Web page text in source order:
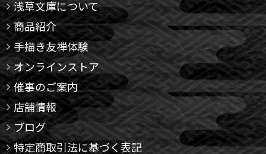
浅草文庫について
商品紹介
手描き友禅体験
オンラインストア
催事のご案内
店舗情報
ブログ
特定商取引法に基づく表記